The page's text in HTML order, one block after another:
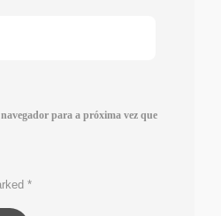
para a próxima vez que
*